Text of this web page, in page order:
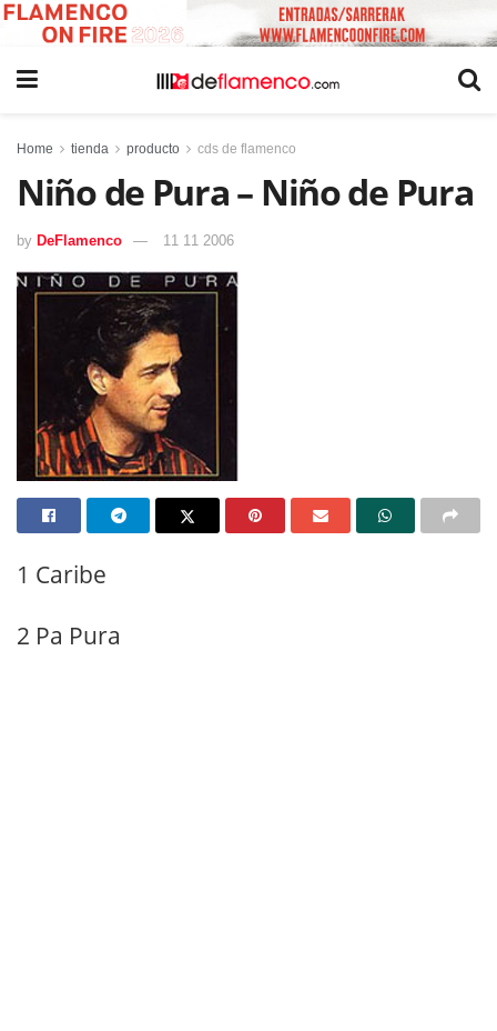
Home tienda producto cds de flamenco
Niño de Pura – Niño de Pura
by DeFlamenco 11 11 2006
1 Caribe
2 Pa Pura